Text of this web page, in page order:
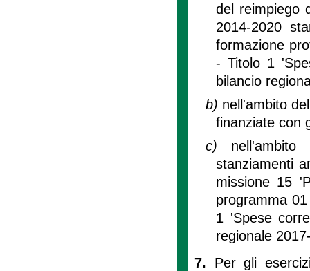
del reimpiego
2014-2020
formazione
- Titolo 1
bilancio
b) nell'ambito
finanziate con
c)
stanziamenti
missione 15
programma
1 'Spese
regionale
7. Per gli